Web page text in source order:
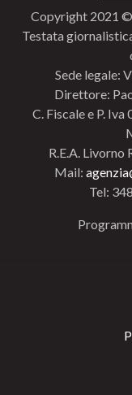
Copyright 2021 ©
Testata
Sede legale:
Direttore:
C. Fiscale e P.
R.E.A.
Mail:
Tel: